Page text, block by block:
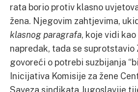
rata borio protiv klasno
žena. Njegovim zahtjevima,
klasnog paragrafa, koje vidi
napredak, tada se suprotstavio
govoreći o potrebi suzbijanja
Inicijativa Komisije za žene
Saveza sindikata Jugoslavije